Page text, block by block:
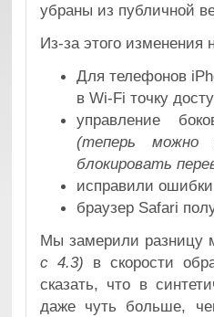
убраны из публичной
Из-за этого
Для телефонов
в Wi-Fi точку
управление
(теперь
блокировать
исправили
браузер Safari
Мы замерили разницу
с 4.3) в скорости
сказать, что в
даже чуть больше,